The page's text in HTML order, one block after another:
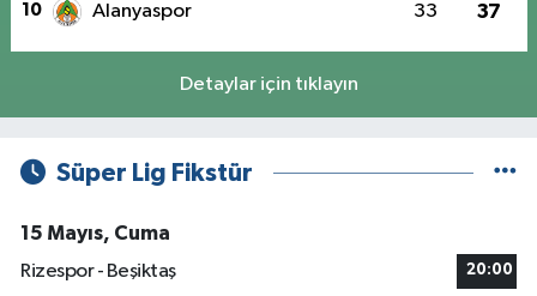
10 Alanyaspor 33 37
Detaylar için tıklayın
Süper Lig Fikstür
15 Mayıs, Cuma
Rizespor - Beşiktaş
20:00